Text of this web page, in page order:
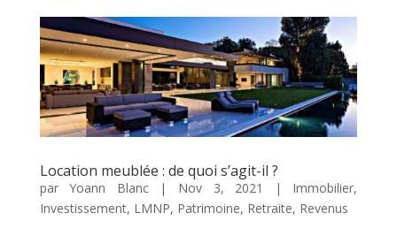
Location meublée : de quoi s’agit-il ?
parYoann Blanc| Nov 3, 2021 | Immobilier,
Investissement, LMNP, Patrimoine, Retraite, Revenus